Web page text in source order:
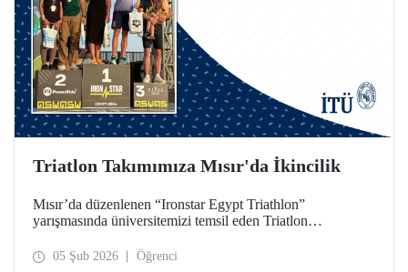
Triatlon Takımımıza Mısır'da İkincilik
Mısır’da düzenlenen “Ironstar Egypt Triathlon”
yarışmasında üniversitemizi temsil eden Triatlon
de erkeklerde ikincilik elde etti.
05 Şub 2026 Öğrenci